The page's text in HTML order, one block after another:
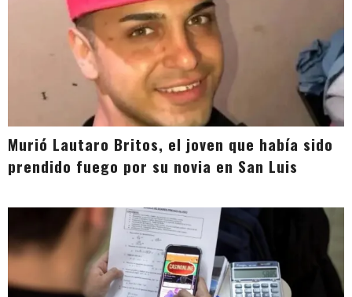
Murió Lautaro Britos, el joven que había sido
prendido fuego por su novia en San Luis